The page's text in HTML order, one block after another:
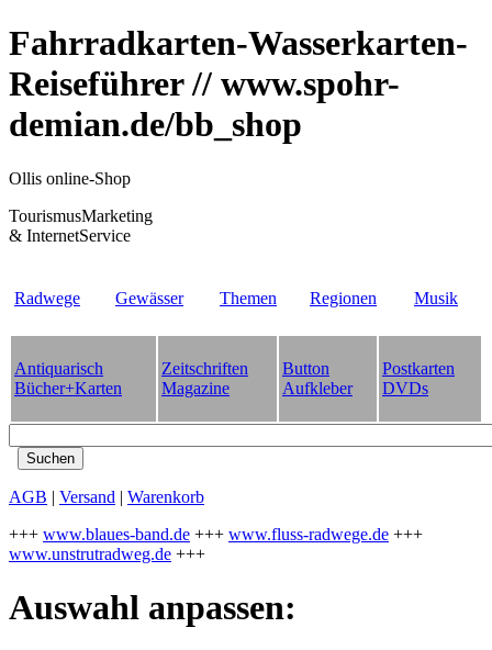
Fahrradkarten-Wasserkarten-
Reiseführer // www.spohr-
demian.de/bb_shop
Ollis online-Shop
TourismusMarketing
& InternetService
Radwege Gewässer Themen Regionen Musik
Antiquarisch
Bücher+Karten
Zeitschriften
Magazine
Button
Aufkleber
Postkarten
DVDs
AGB | Versand | Warenkorb
+++ www.blaues-band.de +++ www.fluss-radwege.de +++
www.unstrutradweg.de +++
Auswahl anpassen: